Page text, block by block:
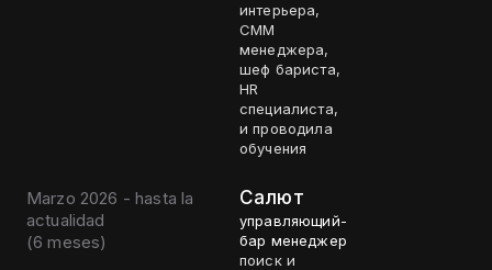
интерьера,
СММ
менеджера,
шеф бариста,
HR
специалиста,
и проводила
обучения
Marzo 2026 - hasta la
actualidad
(6 meses)
Салют
управляющий-
бар менеджер
поиск и